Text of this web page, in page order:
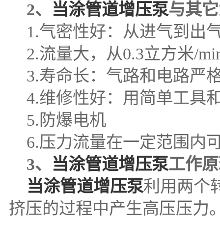
2、 当涂管道增压泵与其
1.气密性好：从进气到出
2.流量大，从0.3立方米/
3.寿命长：气路和电路严
4.维修性好：用简单工具
5.防爆电机
6.压力流量在一定范围内
3、
当涂管道增压泵工作
当涂管道增压泵利用两个
挤压的过程中产生高压压力